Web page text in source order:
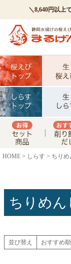
＼8,640円以上
HOME しらす ちりめ
ちりめん
並び替え おすすめ順